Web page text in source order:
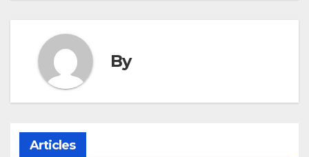
By
Articles